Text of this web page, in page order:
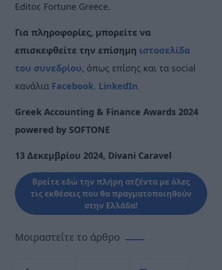
Editor, Fortune Greece.
Για πληροφορίες, μπορείτε να
επισκεφθείτε την επίσημη ιστοσελίδα
του συνεδρίου, όπως επίσης και τα social
κανάλια Facebook, LinkedIn.
Greek Accounting & Finance Awards 2024
powered by SOFTONE
13 Δεκεμβρίου 2024, Divani Caravel
Βρείτε εδώ την πλήρη ατζέντα με όλες
τις εκθέσεις που θα πραγματοποιηθούν
στην Ελλάδα!
Μοιραστείτε το άρθρο